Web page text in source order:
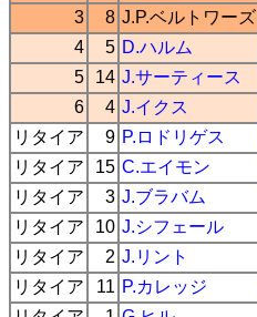
3
8 J.P.ベルトワーズ
4
5 D.ハルム
5
14 J.サーティース
6
4 J.イクス
リタイア
9 P.ロドリゲス
リタイア
15 C.エイモン
リタイア
3 J.ブラバム
リタイア
10 J.シフェール
リタイア
2 J.リント
リタイア
11 P.カレッジ